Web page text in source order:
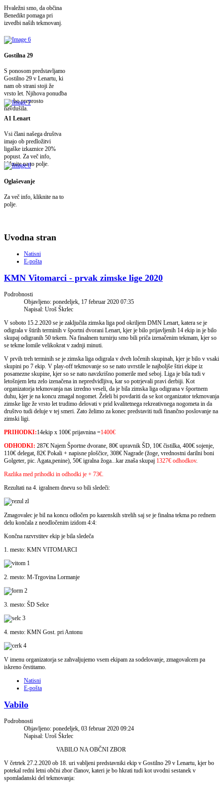
Hvaležni smo, da občina
Benedikt pomaga pri
izvedbi naših tekmovanj.
Gostilna 29
S ponosom predstavljamo
Gostilno 29 v Lenartu, ki
nam ob strani stoji že
vrsto let. Njihova ponudba
vas bo preprosto
navdušila.
A1 Lenart
Vsi člani našega društva
imajo ob predložitvi
ligaške izkaznice 20%
popust. Za več info,
kliknite na to polje.
Oglaševanje
Za več info, kliknite na to
polje.
Uvodna stran
Natisni
E-pošta
KMN Vitomarci - prvak zimske lige 2020
Podrobnosti
Objavljeno: ponedeljek, 17 februar 2020 07:35
Napisal: Uroš Škrlec
V soboto 15.2.2020 se je zaključila zimska liga pod okriljem DMN Lenart, katera se je
odigrala v štirih terminih v športni dvorani Lenart, kjer je bilo prijavljenih 14 ekip in je bilo
skupaj odigranih 50 tekem. Na finalnem turnirju smo bili priča izenačenim tekmam, kjer so
se tekme lomile velikokrat v zadnji minuti.
V prvih treh terminih se je zimska liga odigrala v dveh ločenih skupinah, kjer je bilo v vsaki
skupini po 7 ekip. V play-off tekmovanje so se nato uvrstile le najboljše štiri ekipe iz
posamezne skupine, kjer so se nato navzkrišno pomerile med seboj. Liga je bila tudi v
letošnjem letu zelo izenačena in nepredvidljiva, kar so potrjevali pravi derbiji. Kot
organizatorja tekmovanja nas izredno veseli, da je bila zimska liga odigrana v športnem
duhu, kjer je na koncu zmagal nogomet. Želeli bi povdariti da se kot organizator tekmovanja
zimske lige že vrsto let trudimo delovati v prid kvalitetnega rekreativnega nogometa in da
društvo tudi deluje v tej smeri. Zato želimo za konec predstaviti tudi finančno poslovanje na
zimski ligi.
PRIHODKI:14ekip x 100€ prijavnina =1400€
ODHODKI: 287€ Najem Športne dvorane, 80€ upravnik ŠD, 10€ čistilka, 400€ sojenje,
110€ delegat, 82€ Pokali + napisne ploščice, 308€ Nagrade (žoge, vrednostni darilni boni
Golgeter, pic. Agata,penine), 50€ igralna žoga...kar znaša skupaj 1327€ odhodkov.
Razlika med prihodki in odhodki je + 73€.
Rezultati na 4. igralnem dnevu so bili sledeči:
Zmagovalec je bil na koncu odločen po kazenskih strelih saj se je finalna tekma po rednem
delu končala z neodločenim izidom 4:4:
Končna razvrstitev ekip je bila sledeča
1. mesto: KMN VITOMARCI
2. mesto: M-Trgovina Lormanje
3. mesto: ŠD Selce
4. mesto: KMN Gost. pri Antonu
V imenu organizatorja se zahvaljujemo vsem ekipam za sodelovanje, zmagovalcem pa
iskreno čestitamo.
Natisni
E-pošta
Vabilo
Podrobnosti
Objavljeno: ponedeljek, 03 februar 2020 09:24
Napisal: Uroš Škrlec
VABILO NA OBČNI ZBOR
V četrtek 27.2.2020 ob 18. uri vabljeni predstavniki ekip v Gostilno 29 v Lenartu, kjer bo
potekal redni letni občni zbor članov, kateri je bo hkrati tudi kot uvodni sestanek v
spomladanski del tekmovanja: